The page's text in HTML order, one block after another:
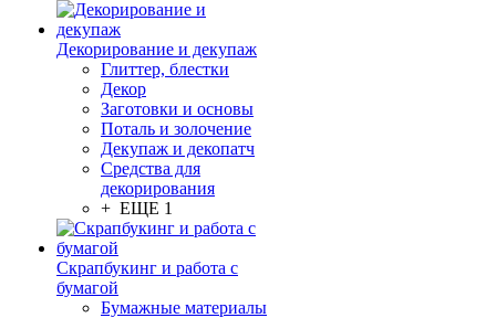
Декорирование и декупаж
Глиттер, блестки
Декор
Заготовки и основы
Поталь и золочение
Декупаж и декопатч
Средства для
декорирования
+ ЕЩЕ 1
Скрапбукинг и работа с
бумагой
Бумажные материалы